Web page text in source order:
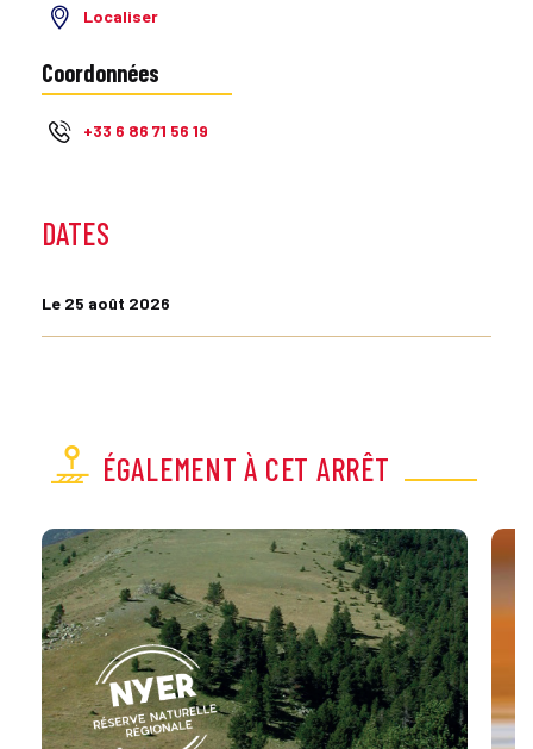
Localiser
Coordonnées
+33 6 86 71 56 19
DATES
Le 25 août 2026
ÉGALEMENT À CET ARRÊT